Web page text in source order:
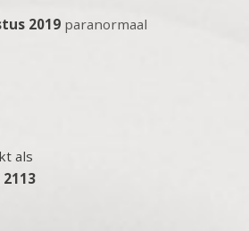
2019 paranormaal
als
2113